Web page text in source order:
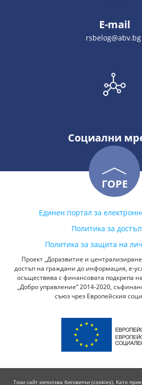
E-mail
rsbelog@abv.bg
Социални
ГОРЕ
Единен портал за
Политика за
Политика за защита на
Проект „Доразвитие и
достъп на граждани до информация, е-
осъществява с финансовата подкрепа
„Добро управление“ 2014-2020,
съюз чрез Европейския
Този сайт използва бисквитки (cookies). Като